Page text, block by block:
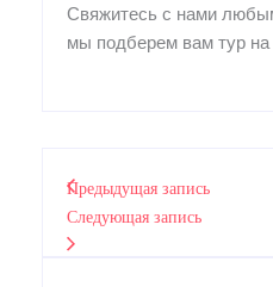
Свяжитесь с нами
мы подберем вам тур
Предыдущая запись
Следующая запись